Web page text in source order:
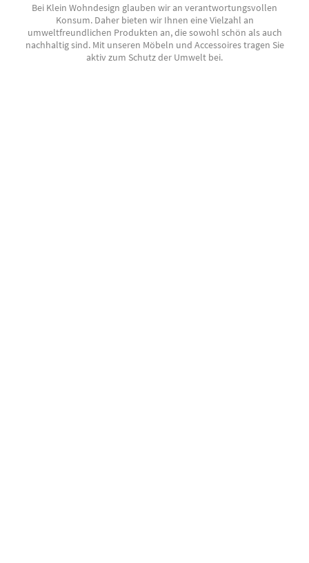
Bei Klein Wohndesign glauben wir an verantwortungsvollen
Konsum. Daher bieten wir Ihnen eine Vielzahl an
umweltfreundlichen Produkten an, die sowohl schön als auch
nachhaltig sind. Mit unseren Möbeln und Accessoires tragen Sie
aktiv zum Schutz der Umwelt bei.